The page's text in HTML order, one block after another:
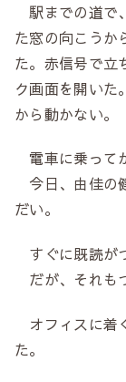
駅までの道で
た窓の向こうか
た。赤信号で立
ク画面を開いた
から動かない。
電車に乗って
今日、由佳の
だい。
すぐに既読が
だが、それも
オフィスに着
た。